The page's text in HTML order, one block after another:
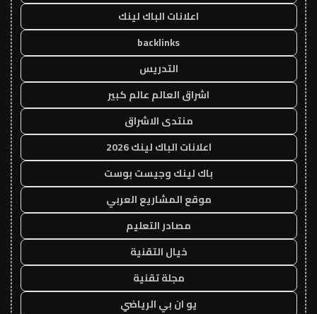
اعلانات الباك لينك
backlinks
التدريس
اشراق العالم عالم كبير
منتدى الاشراق
اعلانات الباك لينك 2026
باك لينك وجيست بوست
موقع المشاريع العربي
مصادر التعليم
خيال التقنية
مجلة تقنية
يو ان بي الرياضي